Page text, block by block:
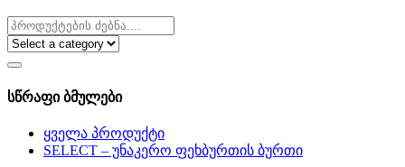
სწრაფი ბმულები
ყველა პროდუქტი
SELECT – უნაკერო ფეხბურთის ბურთი